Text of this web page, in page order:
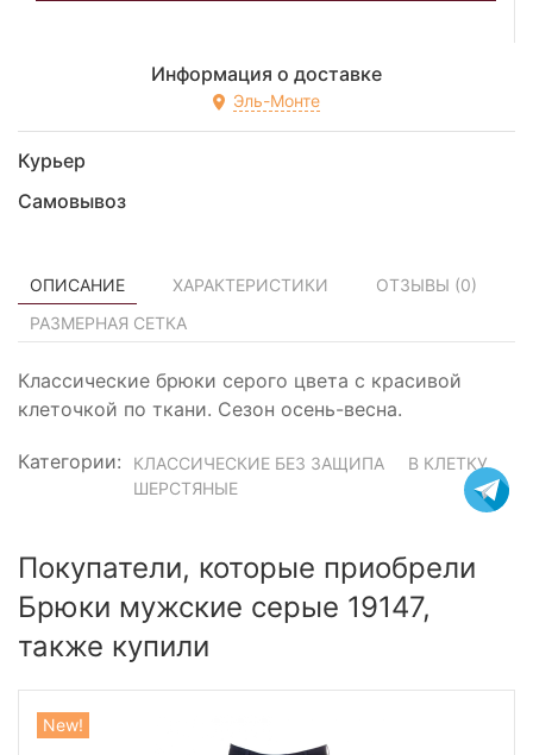
Информация о доставке
Эль-Монте
Курьер
Самовывоз
ОПИСАНИЕ ХАРАКТЕРИСТИКИ ОТЗЫВЫ (0)
РАЗМЕРНАЯ СЕТКА
Классические брюки серого цвета с красивой
клеточкой по ткани. Сезон осень-весна.
Категории: КЛАССИЧЕСКИЕ БЕЗ ЗАЩИПА
В КЛЕТКУ
ШЕРСТЯНЫЕ
Покупатели, которые приобрели
Брюки мужские серые 19147,
также купили
New!